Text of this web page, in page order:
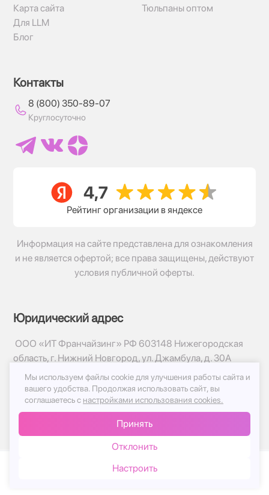
Карта сайта
Для LLM
Блог
Тюльпаны оптом
Контакты
8 (800) 350-89-07
Круглосуточно
Рейтинг организации в яндексе
Информация на сайте представлена для ознакомления
и не является офертой; все права защищены, действуют
условия публичной оферты.
Юридический адрес
ООО «ИТ Франчайзинг» РФ 603148 Нижегородская
область, г. Нижний Новгород, ул. Джамбула, д. 30А
© 2017-2026г, База Цветов 24.ру
Политика конфиденциальности
Публичная оферта
Мы используем файлы cookie для улучшения работы сайта и
вашего удобства. Продолжая использовать сайт, вы
соглашаетесь с настройками использования cookies.
Принять
Отклонить
Настроить